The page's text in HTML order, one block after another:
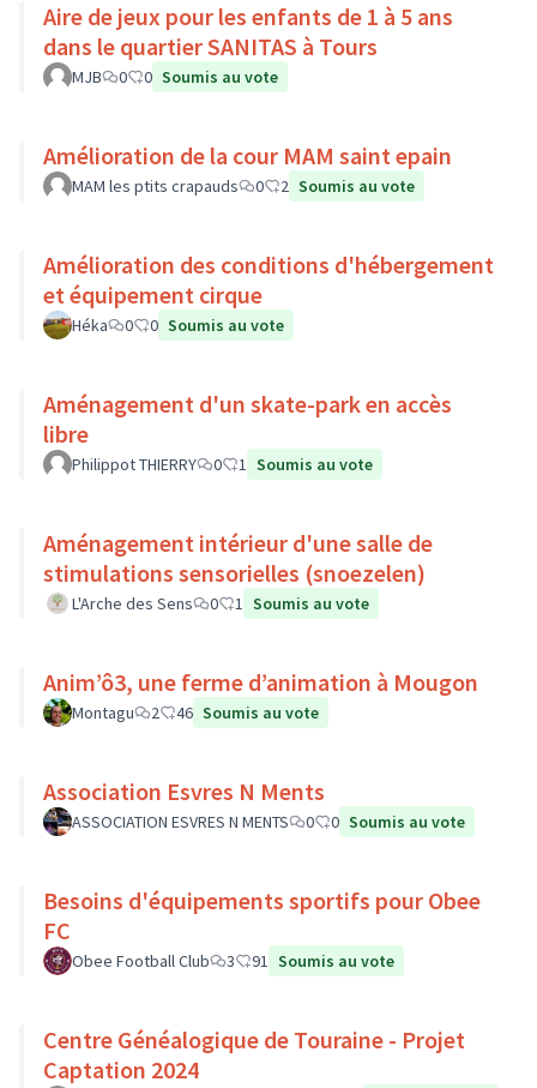
Aire de jeux pour les enfants de 1 à 5 ans
dans le quartier SANITAS à Tours
MJB 0 0 Soumis au vote
Amélioration de la cour MAM saint epain
MAM les ptits crapauds 0 2 Soumis au vote
Amélioration des conditions d'hébergement
et équipement cirque
Héka 0 0 Soumis au vote
Aménagement d'un skate-park en accès
libre
Philippot THIERRY 0 1 Soumis au vote
Aménagement intérieur d'une salle de
stimulations sensorielles (snoezelen)
L'Arche des Sens 0 1 Soumis au vote
Anim’ô3, une ferme d’animation à Mougon
Montagu 2 46 Soumis au vote
Association Esvres N Ments
ASSOCIATION ESVRES N MENTS 0 0 Soumis au vote
Besoins d'équipements sportifs pour Obee
FC
Obee Football Club 3 91 Soumis au vote
Centre Généalogique de Touraine - Projet
Captation 2024